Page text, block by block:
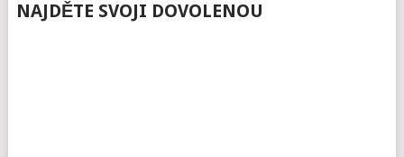
NAJDĚTE SVOJI DOVOLENOU